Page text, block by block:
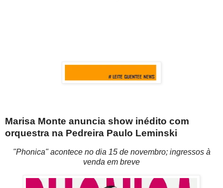
Marisa Monte anuncia show inédito com
orquestra na Pedreira Paulo Leminski
"Phonica" acontece no dia 15 de novembro; ingressos à
venda em breve